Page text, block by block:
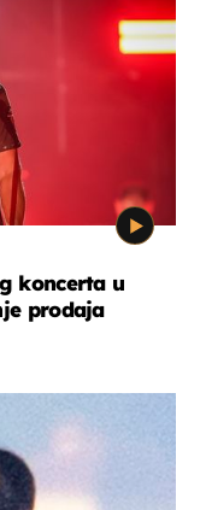
koncerta u
prodaja